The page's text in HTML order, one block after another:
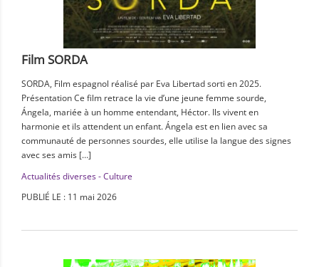
Film SORDA
SORDA, Film espagnol réalisé par Eva Libertad sorti en 2025.
Présentation Ce film retrace la vie d’une jeune femme sourde,
Ángela, mariée à un homme entendant, Héctor. Ils vivent en
harmonie et ils attendent un enfant. Ángela est en lien avec sa
communauté de personnes sourdes, elle utilise la langue des signes
avec ses amis […]
Actualités diverses - Culture
PUBLIÉ LE : 11 mai 2026